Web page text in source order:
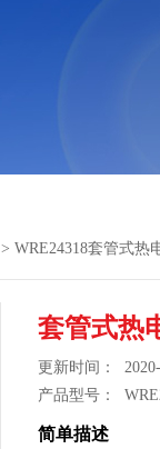
> WRE24318套管式热
套管式热
更新时间：
产品型号：
简单描述